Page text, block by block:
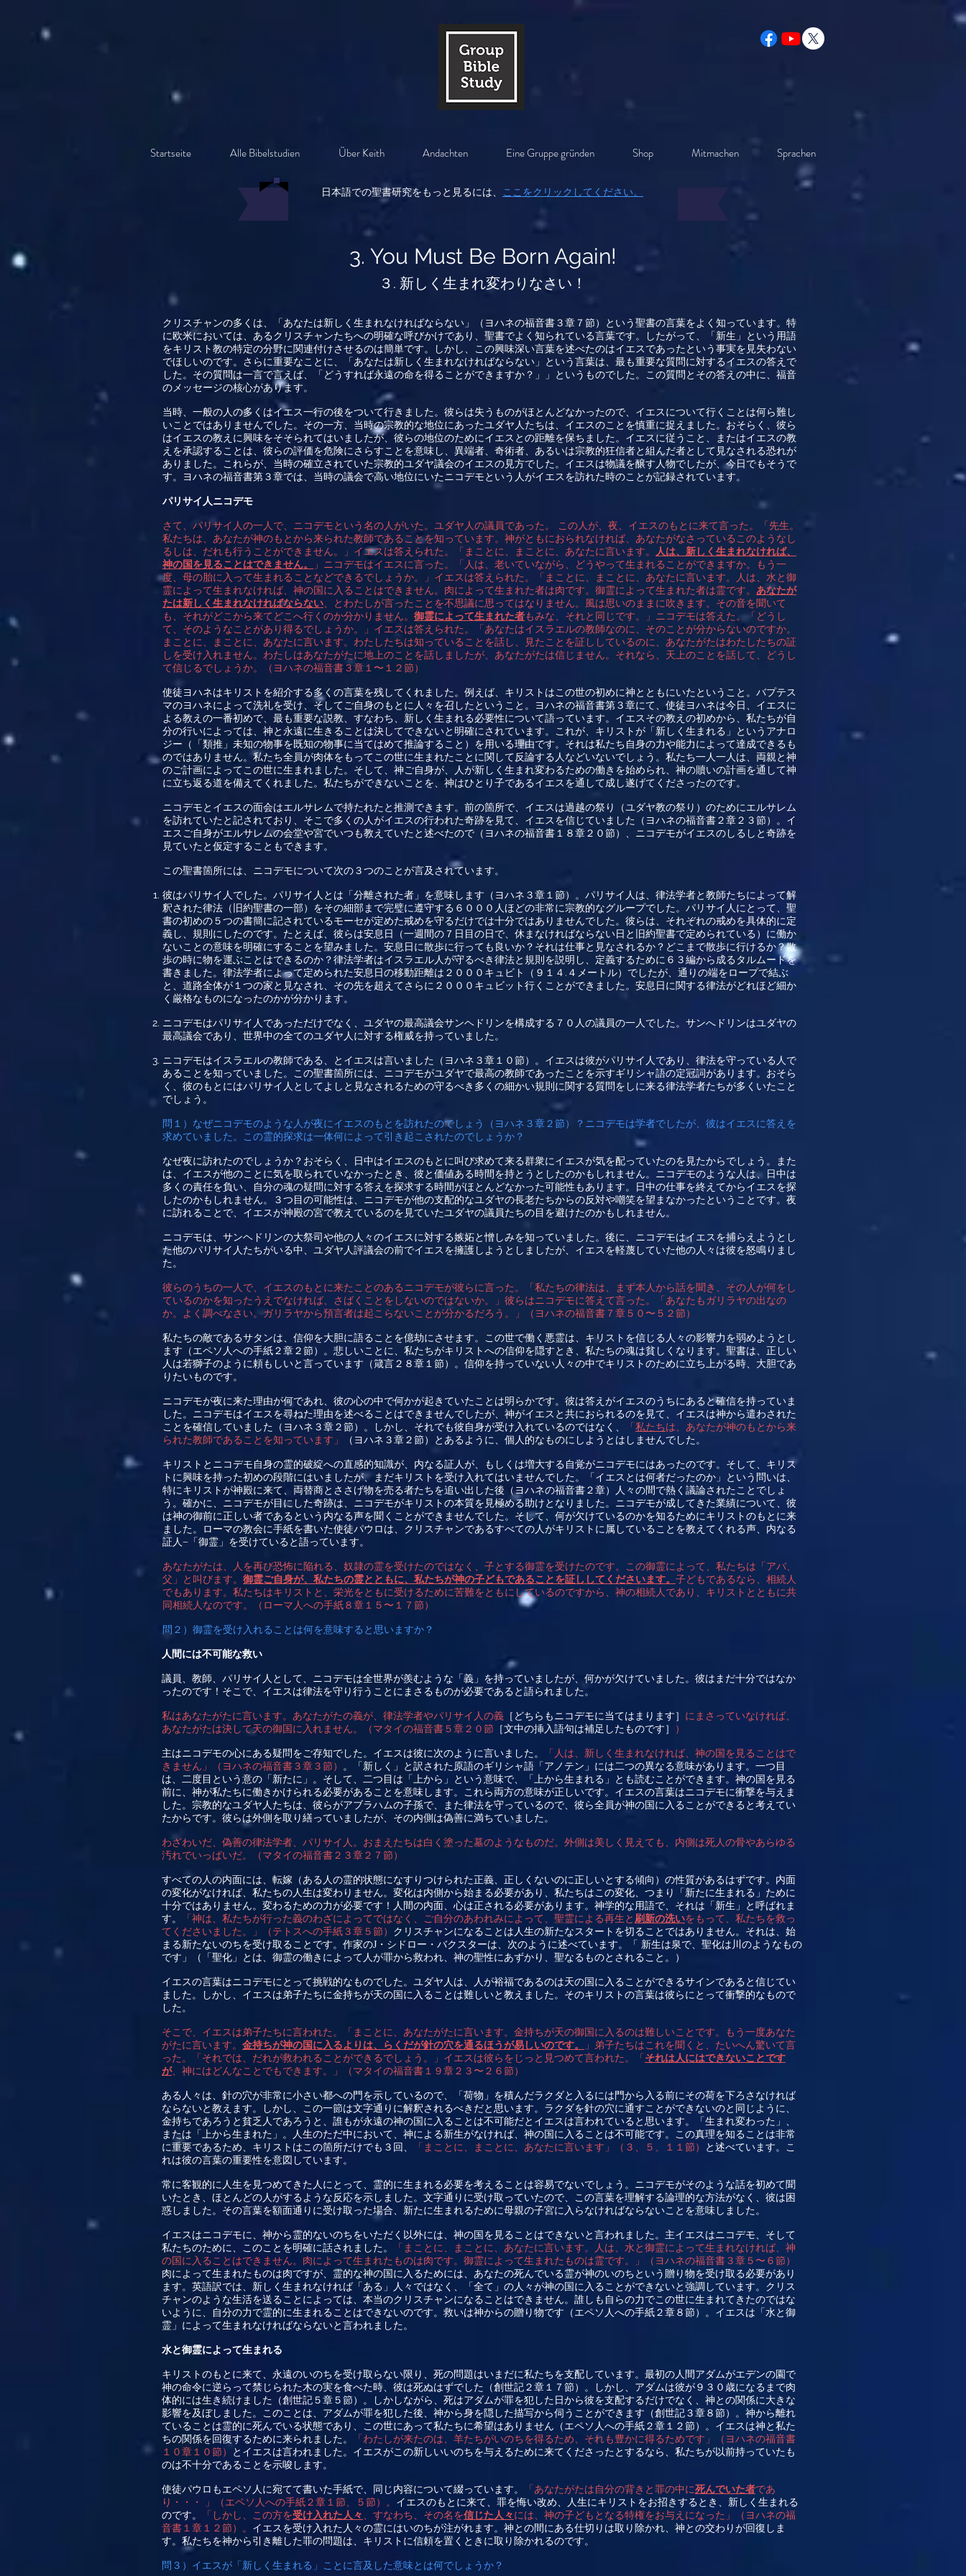
Startseite Alle Bibelstudien Über Keith Andachten Eine Gruppe gründen Shop Mitmachen Sprachen
日本語での聖書研究をもっと見るには、 ここをクリックしてください。
3. You Must Be Born Again!
３. 新しく生まれ変わりなさい！
クリスチャンの多くは、「あなたは新しく生まれなければならない」（ヨハネの福音書３章７節）という聖書の言葉をよく知っています。特
に欧米においては、あるクリスチャンたちへの明確な呼びかけであり、聖書でよく知られている言葉です。したがって、「新生」という用語
をキリスト教の特定の分野に関連付けさせるのは簡単です。しかし、この興味深い言葉を述べたのはイエスであったという事実を見失わない
でほしいのです。さらに重要なことに、「あなたは新しく生まれなければならない」という言葉は、最も重要な質問に対するイエスの答えで
した。その質問は一言で言えば、「どうすれば永遠の命を得ることができますか？」」というものでした。この質問とその答えの中に、福音
のメッセージの核心があります。
当時、一般の人の多くはイエス一行の後をついて行きました。彼らは失うものがほとんどなかったので、イエスについて行くことは何ら難し
いことではありませんでした。その一方、当時の宗教的な地位にあったユダヤ人たちは、イエスのことを慎重に捉えました。おそらく、彼ら
はイエスの教えに興味をそそられてはいましたが、彼らの地位のためにイエスとの距離を保ちました。イエスに従うこと、またはイエスの教
えを承認することは、彼らの評価を危険にさらすことを意味し、異端者、奇術者、あるいは宗教的狂信者と組んだ者として見なされる恐れが
ありました。これらが、当時の確立されていた宗教的ユダヤ議会のイエスの見方でした。イエスは物議を醸す人物でしたが、今日でもそうで
す。ヨハネの福音書第３章では、当時の議会で高い地位にいたニコデモという人がイエスを訪れた時のことが記録されています。
パリサイ人ニコデモ
さて、パリサイ人の一人で、ニコデモという名の人がいた。ユダヤ人の議員であった。 この人が、夜、イエスのもとに来て言った。「先生。
私たちは、あなたが神のもとから来られた教師であることを知っています。神がともにおられなければ、あなたがなさっているこのようなし
るしは、だれも行うことができません。」イエスは答えられた。「まことに、まことに、あなたに言います。
人は、新しく生まれなければ、
神の国を見ることはできません。
」ニコデモはイエスに言った。「人は、老いていながら、どうやって生まれることができますか。もう一
度、母の胎に入って生まれることなどできるでしょうか。」イエスは答えられた。「まことに、まことに、あなたに言います。人は、水と御
霊によって生まれなければ、神の国に入ることはできません。肉によって生まれた者は肉です。御霊によって生まれた者は霊です。 あなたが
たは新しく生まれなければならない、とわたしが言ったことを不思議に思ってはなりません。風は思いのままに吹きます。その音を聞いて
も、それがどこから来てどこへ行くのか分かりません。 御霊によって生まれた者もみな、それと同じです。」ニコデモは答えた。「どうし
て、そのようなことがあり得るでしょうか。」イエスは答えられた。「あなたはイスラエルの教師なのに、そのことが分からないのですか。
まことに、まことに、あなたに言います。わたしたちは知っていることを話し、見たことを証ししているのに、あなたがたはわたしたちの証
しを受け入れません。わたしはあなたがたに地上のことを話しましたが、あなたがたは信じません。それなら、天上のことを話して、どうし
て信じるでしょうか。（ヨハネの福音書３章１〜１２節）
使徒ヨハネはキリストを紹介する多くの言葉を残してくれました。例えば、キリストはこの世の初めに神とともにいたということ。バプテス
マのヨハネによって洗礼を受け、そしてご自身のもとに人々を召したということ。ヨハネの福音書第３章にて、使徒ヨハネは今日、イエスに
よる教えの一番初めで、最も重要な説教、すなわち、新しく生まれる必要性について語っています。イエスその教えの初めから、私たちが自
分の行いによっては、神と永遠に生きることは決してできないと明確にされています。これが、キリストが「新しく生まれる」というアナロ
ジー（「類推」未知の物事を既知の物事に当てはめて推論すること）を用いる理由です。それは私たち自身の力や能力によって達成できるも
のではありません。私たち全員が肉体をもってこの世に生まれたことに関して反論する人などいないでしょう。私たち一人一人は、両親と神
のご計画によってこの世に生まれました。そして、神ご自身が、人が新しく生まれ変わるための働きを始められ、神の贖いの計画を通して神
に立ち返る道を備えてくれました。私たちができないことを、神はひとり子であるイエスを通して成し遂げてくださったのです。
ニコデモとイエスの面会はエルサレムで持たれたと推測できます。前の箇所で、イエスは過越の祭り（ユダヤ教の祭り）のためにエルサレム
を訪れていたと記されており、そこで多くの人がイエスの行われた奇跡を見て、イエスを信じていました（ヨハネの福音書２章２３節）。イ
エスご自身がエルサレムの会堂や宮でいつも教えていたと述べたので（ヨハネの福音書１８章２０節）、ニコデモがイエスのしるしと奇跡を
見ていたと仮定することもできます。
この聖書箇所には、ニコデモについて次の３つのことが言及されています。
彼はパリサイ人でした。パリサイ人とは「分離された者」を意味します（ヨハネ３章１節）。パリサイ人は、律法学者と教師たちによって解
釈された律法（旧約聖書の一部）をその細部まで完璧に遵守する６０００人ほどの非常に宗教的なグループでした。パリサイ人にとって、聖
書の初めの５つの書簡に記されているモーセが定めた戒めを守るだけでは十分ではありませんでした。彼らは、それぞれの戒めを具体的に定
義し、規則にしたのです。たとえば、彼らは安息日（一週間の７日目の日で、休まなければならない日と旧約聖書で定められている）に働か
ないことの意味を明確にすることを望みました。安息日に散歩に行っても良いか？それは仕事と見なされるか？どこまで散歩に行けるか？散
歩の時に物を運ぶことはできるのか？律法学者はイスラエル人が守るべき律法と規則​​を説明し、定義するために６３編から成るタルムードを
書きました。律法学者によって定められた安息日の移動距離は２０００キュビト（９１４ . ４メートル）でしたが、通りの端をロープで結ぶ
と、道路全体が１つの家と見なされ、その先を超えてさらに２０００キュビット行くことができました。安息日に関する律法がどれほど細か
く厳格なものになったのかが分かります。
ニコデモはパリサイ人であっただけでなく、ユダヤの最高議会サンヘドリンを構成する７０人の議員の一人でした。サンへドリンはユダヤの
最高議会であり、世界中の全てのユダヤ人に対する権威を持っていました。
ニコデモはイスラエルの教師である、とイエスは言いました（ヨハネ３章１０節）。イエスは彼がパリサイ人であり、律法を守っている人で
あることを知っていました。この聖書箇所には、ニコデモがユダヤで最高の教師であったことを示すギリシャ語の定冠詞があります。おそら
く、彼のもとにはパリサイ人としてよしと見なされるための守るべき多くの細かい規則に関する質問をしに来る律法学者たちが多くいたこと
でしょう。
問１）なぜニコデモのような人が夜にイエスのもとを訪れたのでしょう（ヨハネ３章２節）？ニコデモは学者でしたが、彼はイエスに答えを
求めていました。この霊的探求は一体何によって引き起こされたのでしょうか？
なぜ夜に訪れたのでしょうか？おそらく、日中はイエスのもとに叫び求めて来る群衆にイエスが気を配っていたのを見たからでしょう。また
は、イエスが他のことに気を取られていなかったとき、彼と価値ある時間を持とうとしたのかもしれません。ニコデモのような人は、日中は
多くの責任を負い、自分の魂の疑問に対する答えを探求する時間がほとんどなかった可能性もあります。日中の仕事を終えてからイエスを探
したのかもしれません。３つ目の可能性は、ニコデモが他の支配的なユダヤの長老たちからの反対や嘲笑を望まなかったということです。夜
に訪れることで、イエスが神殿の宮で教えているのを見ていたユダヤの議員たちの目を避けたのかもしれません。
ニコデモは、サンヘドリンの大祭司や他の人々のイエスに対する嫉妬と憎しみを知っていました。後に、ニコデモはイエスを捕らえようとし
た他のパリサイ人たちがいる中、ユダヤ人評議会の前でイエスを擁護しようとしましたが、イエスを軽蔑していた他の人々は彼を怒鳴りまし
た。
彼らのうちの一人で、イエスのもとに来たことのあるニコデモが彼らに言った。「私たちの律法は、まず本人から話を聞き、その人が何をし
ているのかを知ったうえでなければ、さばくことをしないのではないか。」彼らはニコデモに答えて言った。「あなたもガリラヤの出なの
か。よく調べなさい。ガリラヤから預言者は起こらないことが分かるだろう。」（ヨハネの福音書７章５０〜５２節）
私たちの敵であるサタンは、信仰を大胆に語ることを億劫にさせます。この世で働く悪霊は、キリストを信じる人々の影響力を弱めようとし
ます（エペソ人への手紙２章２節）。悲しいことに、私たちがキリストへの信仰を隠すとき、私たちの魂は貧しくなります。聖書は、正しい
人は若獅子のように頼もしいと言っています（箴言２８章１節）。信仰を持っていない人々の中でキリストのために立ち上がる時、大胆であ
りたいものです。
ニコデモが夜に来た理由が何であれ、彼の心の中で何かが起きていたことは明らかです。彼は答えがイエスのうちにあると確信を持っていま
した。ニコデモはイエスを尋ねた理由を述べることはできませんでしたが、神がイエスと共におられるのを見て、イエスは神から遣わされた
ことを確信していました（ヨハネ３章２節）。しかし、それでも彼自身が受け入れているのではなく、
「 私たちは、あなたが神のもとから来
られた教師であることを知っています」
（ヨハネ３章２節）とあるように、個人的なものにしようとはしませんでした。
キリストとニコデモ自身の霊的破綻への直感的知識が、内なる証人が、もしくは増大する自覚がニコデモにはあったのです。そして、キリス
トに興味を持った初めの段階にはいましたが、まだキリストを受け入れてはいませんでした。「イエスとは何者だったのか」という問いは、
特にキリストが神殿に来て、両替商とささげ物を売る者たちを追い出した後（ヨハネの福音書２章）人々の間で熱く議論されたことでしょ
う。確かに、ニコデモが目にした奇跡は、ニコデモがキリストの本質を見極める助けとなりました。ニコデモが成してきた業績について、彼
は神の御前に正しい者であるという内なる声を聞くことができませんでした。そして、何が欠けているのかを知るためにキリストのもとに来
ました。ローマの教会に手紙を書いた使徒パウロは、クリスチャンであるすべての人がキリストに属していることを教えてくれる声、内なる
証人−「御霊」を受けていると語っています。
あなたがたは、人を再び恐怖に陥れる、奴隷の霊を受けたのではなく、子とする御霊を受けたのです。この御霊によって、私たちは「アバ、
父」と叫びます。 御霊ご自身が、私たちの霊とともに、私たちが神の子どもであることを証ししてくださいます。 子どもであるなら、相続人
でもあります。私たちはキリストと、栄光をともに受けるために苦難をともにしているのですから、神の相続人であり、キリストとともに共
同相続人なのです。
（ ローマ人への手紙８章１５〜１７節）
問２）御霊を受け入れることは何を意味すると思いますか？
人間には不可能な救い
議員、教師、パリサイ人として、ニコデモは全世界が羨むような「義」を持っていましたが、何かが欠けていました。彼はまだ十分ではなか
ったのです！そこで、イエスは律法を守り行うことにまさるものが必要であると語られました。
私はあなたがたに言います。あなたがたの義が、律法学者やパリサイ人の義 ［どちらもニコデモに当てはまります］ にまさっていなければ、
あなたがたは決して天の御国に入れません。（マタイの福音書５章２０節 ［文中の挿入語句は補足したものです］ ）
主はニコデモの心にある疑問をご存知でした。イエスは彼に次のように言いました。
「人は、新しく生まれなければ、神の国を見ることはで
きません」（ヨハネの福音書３章３節） 。「新しく」と訳された原語のギリシャ語「アノテン」には二つの異なる意味があります。一つ目
は、二度目という意の「新たに」。そして、二つ目は「上から」という意味で、「上から生まれる」とも読むことができます。神の国を見る
前に、神が私たちに働きかけられる必要があることを意味します。これら両方の意味が正しいです。イエスの言葉はニコデモに衝撃を与えま
した。宗教的なユダヤ人たちは、彼らがアブラハムの子孫で、また律法を守っているので、彼ら全員が神の国に入ることができると考えてい
たからです。彼らは外側を取り繕っていましたが、その内側は偽善に満ちていました。
わざわいだ、偽善の律法学者、パリサイ人。おまえたちは白く塗った墓のようなものだ。外側は美しく見えても、内側は死人の骨やあらゆる
汚れでいっぱいだ。（マタイの福音書２３章２７節）
すべての人の内面には、転嫁（ある人の霊的状態になすりつけられた正義、正しくないのに正しいとする傾向）の性質があるはずです。内面
の変化がなければ、私たちの人生は変わりません。変化は内側から始まる必要があり、私たちはこの変化、つまり「新たに生まれる」ために
十分ではありません。変わるための力が必要です！人間の内面、心は正される必要があります。神学的な用語で、それは「新生」と呼ばれま
す。
「神は、私たちが行った義のわざによってではなく、ご自分のあわれみによって、聖霊による再生と 刷新の洗いをもって、私たちを救っ
てくださいました。」（テトスへの手紙３章５節） クリスチャンになることは人生の新たなスタートを切ることではありません。それは、始
まる新たないのちを受け取ることです。作家のJ ・シドロー・バクスターは、次のように述べています。「 新生は泉で、聖化は川のようなもの
です」（「聖化」とは、御霊の働きによって人が罪から救われ、神の聖性にあずかり、聖なるものとされること。）
イエスの言葉はニコデモにとって挑戦的なものでした。ユダヤ人は、人が裕福であるのは天の国に入ることができるサインであると信じてい
ました。しかし、イエスは弟子たちに金持ちが天の国に入ることは難しいと教えました。そのキリストの言葉は彼らにとって衝撃的なもので
した。
そこで、イエスは弟子たちに言われた。「まことに、あなたがたに言います。金持ちが天の御国に入るのは難しいことです。もう一度あなた
がたに言います。 金持ちが神の国に入るよりは、らくだが針の穴を通るほうが易しいのです。
」弟子たちはこれを聞くと、たいへん驚いて言
った。「それでは、だれが救われることができるでしょう。」イエスは彼らをじっと見つめて言われた。「 それは人にはできないことです
が、神にはどんなことでもできます。」（マタイの福音書１９章２３〜２６節）
ある人々は、針の穴が非常に小さい都への門を示しているので、「荷物」を積んだラクダと入るには門から入る前にその荷を下ろさなければ
ならないと教えます。しかし、この一節は文字通りに解釈されるべきだと思います。ラクダを針の穴に通すことができないのと同じように、
金持ちであろうと貧乏人であろうと、誰もが永遠の神の国に入ることは不可能だとイエスは言われていると思います。「生まれ変わった」、
または「上から生まれた」。人生のただ中において、神による新生がなければ、神の国に入ることは不可能です。この真理を知ることは非常
に重要であるため、キリストはこの箇所だけでも３回、
「まことに、まことに、あなたに言います」（３、５、１１節）
と述べています。こ
れは彼の言葉の重要性を意図しています。
常に客観的に人生を見つめてきた人にとって、霊的に生まれる必要を考えることは容易でないでしょう。ニコデモがそのような話を初めて聞
いたとき、ほとんどの人がするような反応を示しました。文字通りに受け取っていたので、この言葉を理解する論理的な方法がなく、彼は困
惑しました。その言葉を額面通りに受け取った場合、新たに生まれるために母親の子宮に入らなければならないことを意味しました。
イエスはニコデモに、神から霊的ないのちをいただく以外には、神の国を見ることはできないと言われました。主イエスはニコデモ、そして
私たちのために、このことを明確に話されました。
「まことに、まことに、あなたに言います。人は、水と御霊によって生まれなければ、神
の国に入ることはできません。肉によって生まれたものは肉です。御霊によって生まれたものは霊です。」（ヨハネの福音書３章５〜６節）
肉によって生まれたものは肉ですが、霊的な神の国に入るためには、あなたの死んでいる霊が神のいのちという贈り物を受け取る必要があり
ます。英語訳では、新しく生まれなければ「ある」人々ではなく、「全て」の人々が神の国に入ることができないと強調しています。クリス
チャンのような生活を送ることによっては、本当のクリスチャンになることはできません。誰しも自らの力でこの世に生まれてきたのではな
いように、自分の力で霊的に生まれることはできないのです。救いは神からの贈り物です（エペソ人への手紙２章８節）。イエスは「水と御
霊」によって生まれなければならないと言われました。
水と御霊によって生まれる
キリストのもとに来て、永遠のいのちを受け取らない限り、死の問題はいまだに私たちを支配しています。最初の人間アダムがエデンの園で
神の命令に逆らって禁じられた木の実を食べた時、彼は死ぬはずでした（創世記２章１７節）。しかし、アダムは彼が９３０歳になるまで肉
体的には生き続けました（創世記５章５節）。しかしながら、死はアダムが罪を犯した日から彼を支配するだけでなく、神との関係に大きな
影響を及ぼしました。このことは、アダムが罪を犯した後、神から身を隠した描写から伺うことができます（創世記３章８節）。神から離れ
ていることは霊的に死んでいる状態であり、この世にあって私たちに希望はありません（エペソ人への手紙２章１２節）。イエスは神と私た
ちの関係を回復するために来られました。
「わたしが来たのは、羊たちがいのちを得るため、それも豊かに得るためです」（ヨハネの福音書
１０章１０節）
とイエスは言われました。イエスがこの新しいいのちを与えるために来てくださったとするなら、私たちが以前持っていたも
のは不十分であることを示唆します。
使徒パウロもエペソ人に宛てて書いた手紙で、同じ内容について綴っています。 「あなたがたは自分の背きと罪の中に死んでいた者であ
り・・・ 」（エペソ人への手紙２章１節、５節）。 イエスのもとに来て、罪を悔い改め、人生にキリストをお招きするとき、新しく生まれる
のです。
「しかし、この方を受け入れた人々 、すなわち、その名を信じた人々 には、神の子どもとなる特権をお与えになった」（ヨハネの福
音書１章１２節）。 イエスを受け入れた人々の霊にはいのちが注がれます。神との間にある仕切りは取り除かれ、神との交わりが回復しま
す。私たちを神から引き離した罪の問題は、キリストに信頼を置くときに取り除かれるのです。
問３）イエスが「新しく生まれる」ことに言及した意味とは何でしょうか？